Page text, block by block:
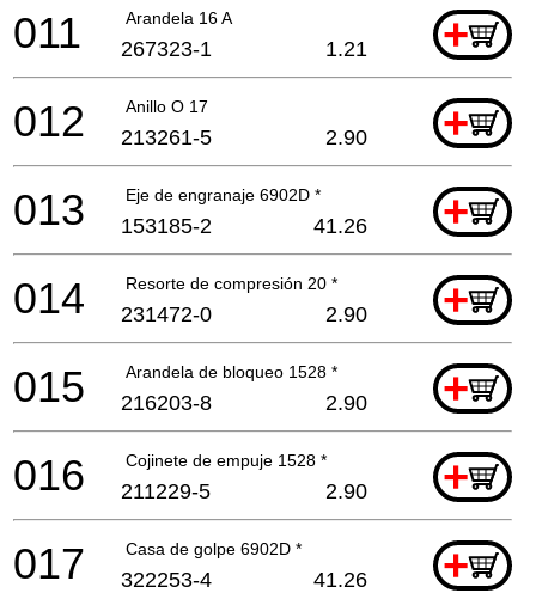
Arandela 16 A +
011 267323-1 1.21
Anillo O 17 +
012 213261-5 2.90
Eje de engranaje 6902D * +
013 153185-2 41.26
Resorte de compresión 20 * +
014 231472-0 2.90
Arandela de bloqueo 1528 * +
015 216203-8 2.90
Cojinete de empuje 1528 * +
016 211229-5 2.90
Casa de golpe 6902D * +
017 322253-4 41.26